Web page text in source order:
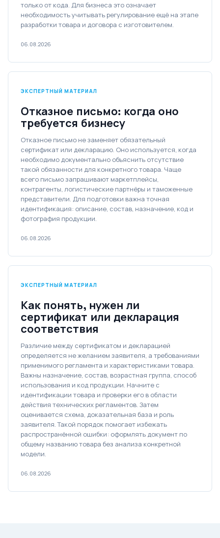
только от кода. Для бизнеса это означает
необходимость учитывать регулирование ещё на этапе
разработки товара и договора с изготовителем.
06.08.2026
ЭКСПЕРТНЫЙ МАТЕРИАЛ
Отказное письмо: когда оно
требуется бизнесу
Отказное письмо не заменяет обязательный
сертификат или декларацию. Оно используется, когда
необходимо документально объяснить отсутствие
такой обязанности для конкретного товара. Чаще
всего письмо запрашивают маркетплейсы,
контрагенты, логистические партнёры и таможенные
представители. Для подготовки важна точная
идентификация: описание, состав, назначение, код и
фотография продукции.
06.08.2026
ЭКСПЕРТНЫЙ МАТЕРИАЛ
Как понять, нужен ли
сертификат или декларация
соответствия
Различие между сертификатом и декларацией
определяется не желанием заявителя, а требованиями
применимого регламента и характеристиками товара.
Важны назначение, состав, возрастная группа, способ
использования и код продукции. Начните с
идентификации товара и проверки его в области
действия технических регламентов. Затем
оценивается схема, доказательная база и роль
заявителя. Такой порядок помогает избежать
распространённой ошибки: оформлять документ по
общему названию товара без анализа конкретной
модели.
06.08.2026